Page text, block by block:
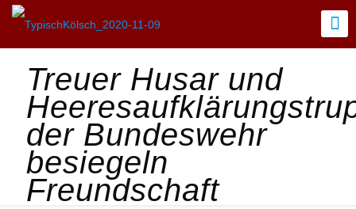
Treuer Husar und
der Bundeswehr
besiegeln
Freundschaft